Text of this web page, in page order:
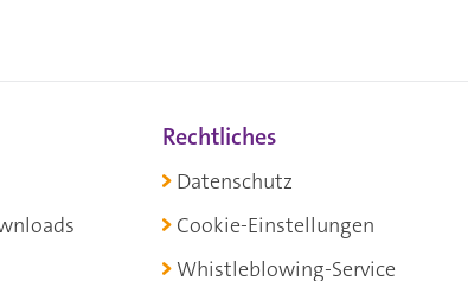
Rechtliches
Datenschutz
Cookie-Einstellungen
Whistleblowing-Service